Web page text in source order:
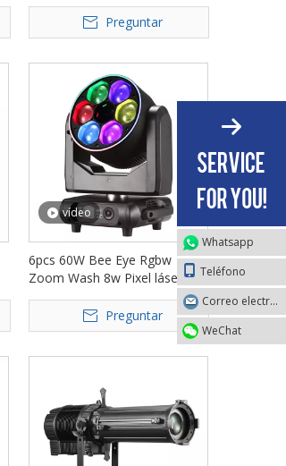
Preguntar
vídeo
6pcs 60W Bee Eye Rgbw
Zoom Wash 8w Pixel láser
cabezal en movimiento FD-
Preguntar
Whatsapp
Teléfono
Correo electrónico
WeChat